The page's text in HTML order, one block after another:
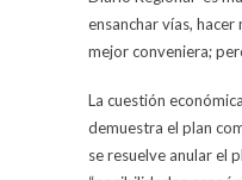
ensanchar vías,
mejor conveniera;
La cuestión
demuestra el plan
se resuelve anular el